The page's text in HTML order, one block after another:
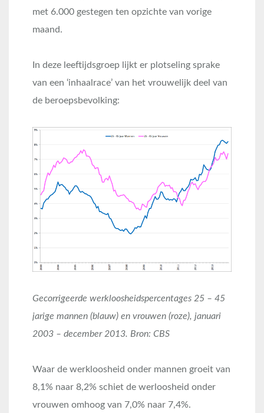
met 6.000 gestegen ten opzichte van vorige
maand.
In deze leeftijdsgroep lijkt er plotseling sprake
van een ‘inhaalrace’ van het vrouwelijk deel van
de beroepsbevolking:
Gecorrigeerde werkloosheidspercentages 25 – 45
jarige mannen (blauw) en vrouwen (roze), januari
2003 – december 2013. Bron: CBS
Waar de werkloosheid onder mannen groeit van
8,1% naar 8,2% schiet de werloosheid onder
vrouwen omhoog van 7,0% naar 7,4%.